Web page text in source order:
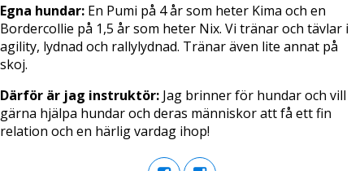
Egna hundar: En Pumi på 4 år som heter Kima och en
Bordercollie på 1,5 år som heter Nix. Vi tränar och tävlar i
agility, lydnad och rallylydnad. Tränar även lite annat på
skoj.
Därför är jag instruktör: Jag brinner för hundar och vill
gärna hjälpa hundar och deras människor att få ett fin
relation och en härlig vardag ihop!